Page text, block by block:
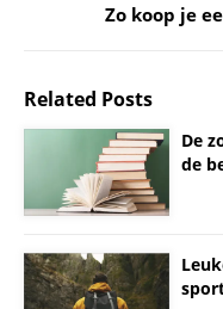
Zo koop je
Related Posts
De
de